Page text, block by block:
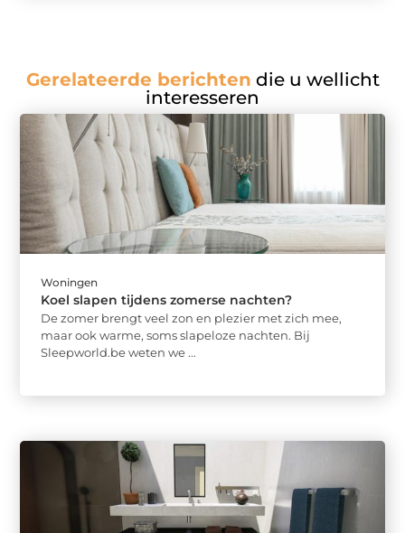
Gerelateerde berichten die u wellicht
interesseren
Woningen
Koel slapen tijdens zomerse nachten?
De zomer brengt veel zon en plezier met zich mee,
maar ook warme, soms slapeloze nachten. Bij
Sleepworld.be weten we ...